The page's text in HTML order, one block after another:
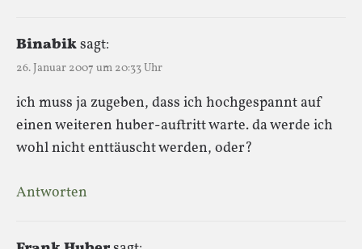
Binabiksagt:
26. Januar 2007 um 20:33 Uhr
ich muss ja zugeben, dass ich hochgespannt auf
einen weiteren huber-auftritt warte. da werde ich
wohl nicht enttäuscht werden, oder?
Antworten